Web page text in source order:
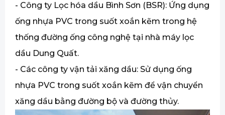
- Công ty Lọc hóa dầu Bình Sơn (BSR): Ứng dụng
ống nhựa PVC trong suốt xoắn kẽm trong hệ
thống đường ống công nghệ tại nhà máy lọc
dầu Dung Quất.
- Các công ty vận tải xăng dầu: Sử dụng ống
nhựa PVC trong suốt xoắn kẽm để vận chuyển
xăng dầu bằng đường bộ và đường thủy.